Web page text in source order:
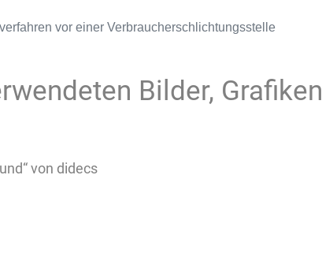
vor einer Verbraucherschlichtungsstelle
Bilder, Grafiken
von didecs